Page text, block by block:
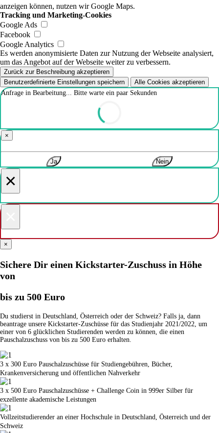
anzeigen können, nutzen wir Google Maps.
Tracking und Marketing-Cookies
Google Ads
Facebook
Google Analytics
Es werden anonymisierte Daten zur Nutzung der Webseite analysiert,
um das Angebot auf der Webseite weiter zu verbessern.
Zurück zur Beschreibung akzeptieren
Benutzerdefinierte Einstellungen speichern
Alle Cookies akzeptieren
Anfrage in Bearbeitung... Bitte warte ein paar Sekunden
×
Ja Nein
×
×
Sichere Dir einen Kickstarter-Zuschuss in Höhe
von
bis zu 500 Euro
Du studierst in Deutschland, Österreich oder der Schweiz? Falls ja, dann
beantrage unsere Kickstarter-Zuschüsse für das Studienjahr 2021/2022, um
einer von 6 glücklichen Studierenden werden zu können, die einen
Pauschalzuschuss von bis zu 500 Euro erhalten.
3 x 300 Euro Pauschalzuschüsse für Studiengebühren, Bücher,
Krankenversicherung und öffentlichen Nahverkehr
3 x 500 Euro Pauschalzuschüsse + Challenge Coin in 999er Silber für
exzellente akademische Leistungen
Vollzeitstudierender an einer Hochschule in Deutschland, Österreich und der
Schweiz